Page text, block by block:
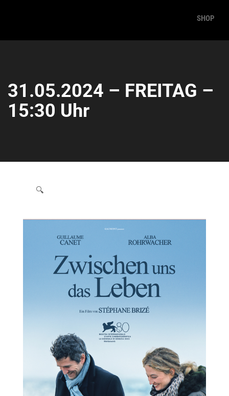
SHOP
31.05.2024 – FREITAG –
15:30 Uhr
🔍